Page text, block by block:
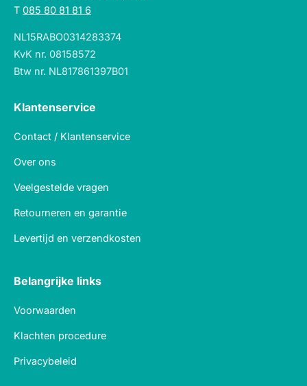
T 085 80 81 81 6
NL15RABO0314283374
KvK nr. 08158572
Btw nr. NL817861397B01
Klantenservice
Contact / Klantenservice
Over ons
Veelgestelde vragen
Retourneren en garantie
Levertijd en verzendkosten
Belangrijke links
Voorwaarden
Klachten procedure
Privacybeleid